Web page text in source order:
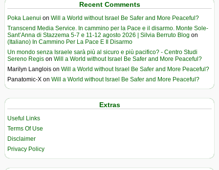
Recent Comments
Poka Laenui on Will a World without Israel Be Safer and More Peaceful?
Transcend Media Service. In cammino per la Pace e il disarmo. Monte Sole-
Sant’Anna di Stazzema 5-7 e 11-12 agosto 2026 | Silvia Berruto Blog on
(Italiano) In Cammino Per La Pace E Il Disarmo
Un mondo senza Israele sarà più al sicuro e più pacifico? - Centro Studi
Sereno Regis on Will a World without Israel Be Safer and More Peaceful?
Marilyn Langlois on Will a World without Israel Be Safer and More Peaceful?
Panatomic-X on Will a World without Israel Be Safer and More Peaceful?
Extras
Useful Links
Terms Of Use
Disclaimer
Privacy Policy